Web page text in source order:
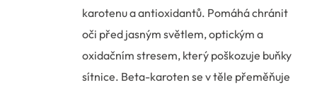
karotenu a antioxidantů. Pomáhá chránit
oči před jasným světlem, optickým a
oxidačním stresem, který poškozuje buňky
sítnice. Beta-karoten se v těle přeměňuje